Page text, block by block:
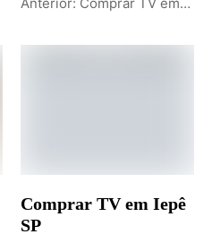
Comprar TV...
Comprar TV em Iepê
SP